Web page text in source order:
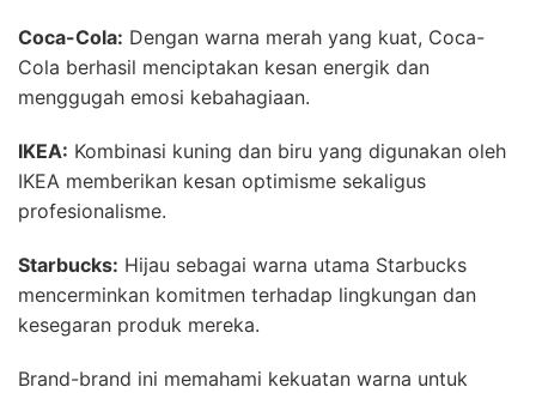
Coca-Cola: Dengan warna merah yang kuat, Coca-
Cola berhasil menciptakan kesan energik dan
menggugah emosi kebahagiaan.
IKEA: Kombinasi kuning dan biru yang digunakan oleh
IKEA memberikan kesan optimisme sekaligus
profesionalisme.
Starbucks: Hijau sebagai warna utama Starbucks
mencerminkan komitmen terhadap lingkungan dan
kesegaran produk mereka.
Brand-brand ini memahami kekuatan warna untuk